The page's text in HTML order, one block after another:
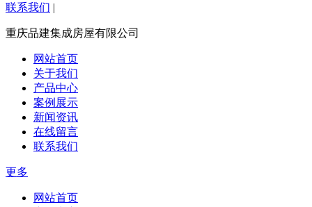
联系我们 |
重庆品建集成房屋有限公司
网站首页
关于我们
产品中心
案例展示
新闻资讯
在线留言
联系我们
更多
网站首页